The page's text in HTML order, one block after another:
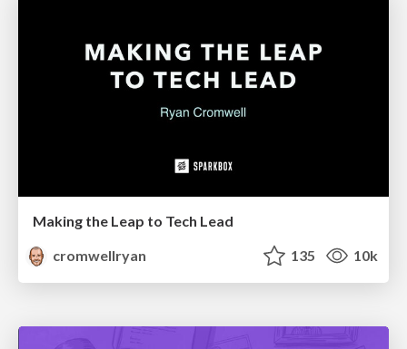
Making the Leap to Tech Lead
cromwellryan
135 10k